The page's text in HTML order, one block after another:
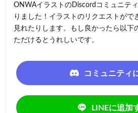
ONWAイラストのDiscordコミュニテ
りました！イラストのリクエストがで
見れたりします。もし良かったら以下
ただけるとうれしいです。
コミュニティ
LINEに追加